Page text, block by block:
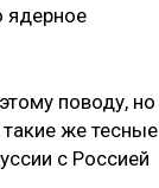
ядерное
поводу, но
такие же тесные
с Россией